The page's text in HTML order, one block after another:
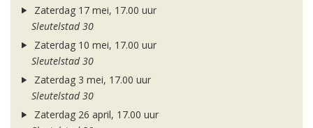
Zaterdag 17 mei, 17.00 uur
Sleutelstad 30
Zaterdag 10 mei, 17.00 uur
Sleutelstad 30
Zaterdag 3 mei, 17.00 uur
Sleutelstad 30
Zaterdag 26 april, 17.00 uur